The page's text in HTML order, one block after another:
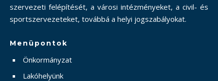
szervezeti felépítését, a városi intézményeket, a civil- és
sportszervezeteket, továbbá a helyi jogszabályokat.
Menüpontok
Önkormányzat
Lakóhelyünk